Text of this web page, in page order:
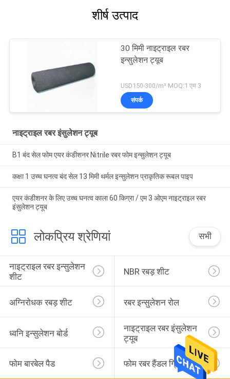
शीर्ष उत्पाद
30 मिमी नाइट्राइल रबर
इन्सुलेशन ट्यूब
USD150-300/m³ MOQ:1 एम 3
संपर्क
नाइट्राइल रबर इंसुलेशन ट्यूब
B1 बंद सेल फोम एयर कंडीशनर Nitrile रबर फोम इन्सुलेशन ट्यूब
कक्षा 1 उच्च घनत्व बंद सेल 13 मिमी थर्मल इन्सुलेशन प्राकृतिक रूबल पाइप
एयर कंडीशनर के लिए उच्च घनत्व काला 60 किग्रा / एम 3 ओएम नाइट्राइल रबर
इंसुलेशन ट्यूब
लोकप्रिय श्रेणियां सभी
नाइट्राइल रबर इन्सुलेशन
शीट
NBR रबड़ शीट
अग्निरोधक रबड़ शीट रबर इन्सुलेशन रोल
ध्वनि इन्सुलेशन बोर्ड
नाइट्राइल रबर इंसुलेशन
ट्यूब
फोम बारबेल पैड फोम रबर हैंडल ग्रिप